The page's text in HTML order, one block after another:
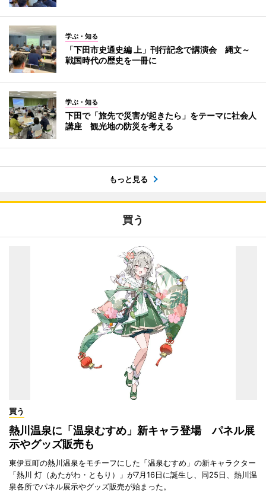
学ぶ・知る
「下田市史通史編 上」刊行記念で講演会 縄文～
戦国時代の歴史を一冊に
学ぶ・知る
下田で「旅先で災害が起きたら」をテーマに社会人
講座 観光地の防災を考える
もっと見る
買う
買う
熱川温泉に「温泉むすめ」新キャラ登場 パネル展
示やグッズ販売も
東伊豆町の熱川温泉をモチーフにした「温泉むすめ」の新キャラクター
「熱川 灯（あたがわ・ともり）」が7月16日に誕生し、同25日、熱川温
泉各所でパネル展示やグッズ販売が始まった。